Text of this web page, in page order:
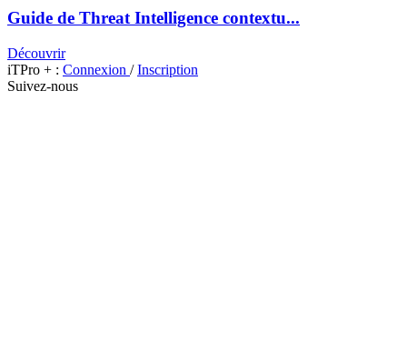
Guide de Threat Intelligence contextu...
Découvrir
iTPro + : Connexion /Inscription
Suivez-nous